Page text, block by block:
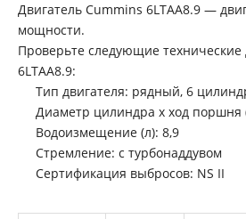
Двигатель Cummins 6LTAA8.9 —
мощности.
Проверьте следующие технические
6LTAA8.9:
Тип двигателя: рядный, 6
Диаметр цилиндра x ход поршня
Водоизмещение (л): 8,9
Стремление: с турбонаддувом
Сертификация выбросов: NS II